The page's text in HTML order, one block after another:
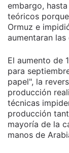
embargo,
teóricos
Ormuz e
aumentaran
El aumento de
para
papel", la
producción
técnicas
producción
mayoría de la
manos de